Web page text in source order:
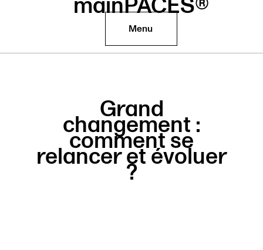
Menu
Grand
changement :
comment se
relancer et évoluer
?